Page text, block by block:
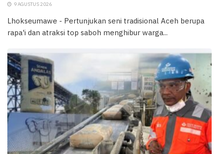
9 AGUSTUS 2026
Lhokseumawe - Pertunjukan seni tradisional Aceh berupa
rapa'i dan atraksi top saboh menghibur warga...